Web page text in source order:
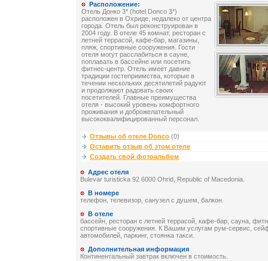
Расположение:
Отель Донко 3* (hotel Donco 3*)
расположен в Охриде, недалеко от центра
города. Отель был реконструирован в
2004 году. В отеле 45 комнат, ресторан с
летней террасой, кафе-бар, магазины,
пляж, спортивные сооружения. Гости
отеля могут расслабиться в сауне,
поплавать в бассейне или посетить
фитнес-центр. Отель имеет давние
традиции гостеприимства, которые в
течении нескольких десятилетий радуют
и продолжают радовать своих
посетителей. Главные преимущества
отеля - высокий уровень комфортного
проживания и доброжелательный
высококвалифицированный персонал.
Отзывы об отеле Donco (0)
Оставить отзыв об этом отеле
Создать свой фотоальбом
Адрес отеля
Bulevar turisticka 92 6000 Ohrid, Republic of Macedonia.
В номере
телефон, телевизор, санузел с душем, балкон.
В отеле
бассейн, ресторан с летней террасой, кафе-бар, сауна,
спортивные сооружения. К Вашим услугам рум-сервис,
автомобилей, паркинг, стоянка такси.
Дополнительная информация
Континентальный завтрак включен в стоимость.